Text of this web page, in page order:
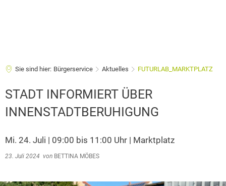
Sie sind hier: Bürgerservice Aktuelles FUTURLAB_MARKTPLATZ
STADT INFORMIERT ÜBER
INNENSTADTBERUHIGUNG
Mi. 24. Juli | 09:00 bis 11:00 Uhr | Marktplatz
23. Juli 2024 von BETTINA MÖBES